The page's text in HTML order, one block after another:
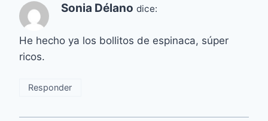
Sonia Délano dice:
He hecho ya los bollitos de espinaca, súper
ricos.
Responder